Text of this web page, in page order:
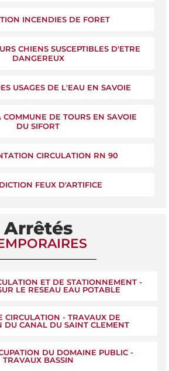
INCENDIES DE FORET
CHIENS SUSCEPTIBLES D'ETRE
DANGEREUX
USAGES DE L'EAU EN SAVOIE
COMMUNE DE TOURS EN SAVOIE
DU SIFORT
CIRCULATION RN 90
FEUX D'ARTIFICE
Arrêtés
ET DE STATIONNEMENT -
LE RESEAU EAU POTABLE
CIRCULATION - TRAVAUX DE
DU CANAL DU SAINT CLEMENT
DU DOMAINE PUBLIC -
TRAVAUX BASSIN